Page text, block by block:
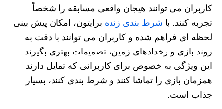
کاربران می‌ توانند هیجان واقعی مسابقه را شخصاً
تجربه کنند. با شرط بندی زنده برایتون، امکان پیش‌ بینی
لحظه‌ ای فراهم شده و کاربران می‌ توانند با دقت به
روند بازی و رخدادهای زمین، تصمیمات بهتری بگیرند.
این ویژگی به‌ خصوص برای کاربرانی که تمایل دارند
همزمان بازی را تماشا کنند و شرط‌ بندی کنند، بسیار
جذاب است.